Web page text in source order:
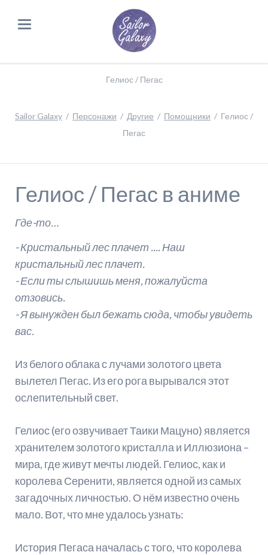
Гелиос / Пегас
Sailor Galaxy Персонажи Другие Помощники
Гелиос /
Пегас
Гелиос / Пегас в аниме
Где-то…
- Кристальный лес плачет .... Наш
кристальный лес плачет.
- Если ты слышишь меня, пожалуйста
отзовись.
- Я вынужден был бежать сюда, чтобы увидеть
вас.
Из белого облака с лучами золотого цвета
вылетел Пегас. Из его рога вырывался этот
ослепительный свет.
Гелиос (его озвучивает Таики Мацуно) является
хранителем золотого кристалла и Иллюзиона –
мира, где живут мечты людей. Гелиос, как и
королева Серенити, является одной из самых
загадочных личностью. О нём известно очень
мало. Вот, что мне удалось узнать:
История Пегаса началась с того, что королева